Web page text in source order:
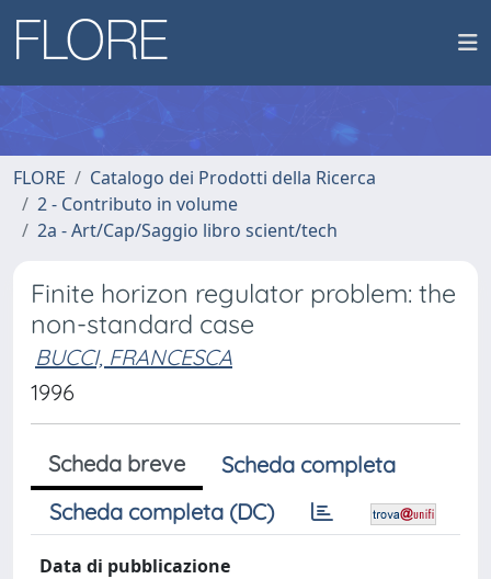
FLORE
Catalogo dei Prodotti della Ricerca
2 - Contributo in volume
2a - Art/Cap/Saggio libro scient/tech
Finite horizon regulator problem: the
non-standard case
BUCCI, FRANCESCA
1996
Scheda breve
Scheda completa
Scheda completa (DC)
Data di pubblicazione